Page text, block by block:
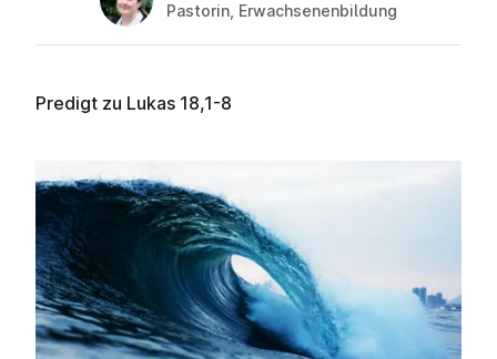
Pastorin, Erwachsenenbildung
Predigt zu Lukas 18,1-8